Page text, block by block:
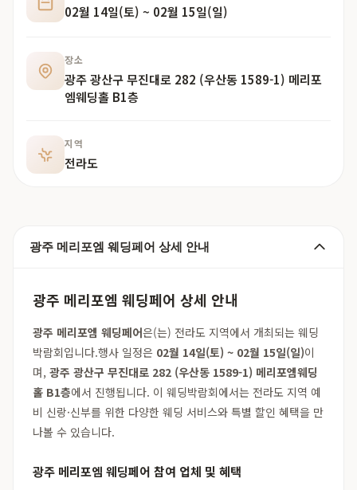
02월 14일(토) ~ 02월 15일(일)
장소
광주 광산구 무진대로 282 (우산동 1589-1) 메리포
엠웨딩홀 B1층
지역
전라도
광주 메리포엠 웨딩페어 상세 안내
광주 메리포엠 웨딩페어 상세 안내
광주 메리포엠 웨딩페어은(는) 전라도 지역에서 개최되는 웨딩
박람회입니다.행사 일정은 02월 14일(토) ~ 02월 15일(일)이
며, 광주 광산구 무진대로 282 (우산동 1589-1) 메리포엠웨딩
홀 B1층에서 진행됩니다. 이 웨딩박람회에서는 전라도 지역 예
비 신랑·신부를 위한 다양한 웨딩 서비스와 특별 할인 혜택을 만
나볼 수 있습니다.
광주 메리포엠 웨딩페어 참여 업체 및 혜택